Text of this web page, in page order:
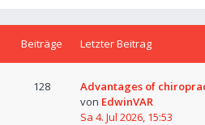
Beiträge Letzter Beitrag
128
Advantages of
von EdwinVAR
Sa 4. Jul 2026, 15:53